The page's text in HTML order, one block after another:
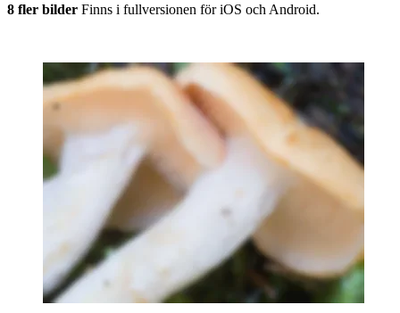
8 fler bilder Finns i fullversionen för iOS och Android.